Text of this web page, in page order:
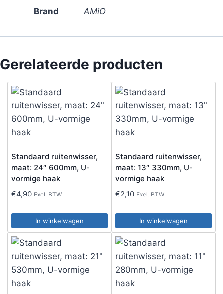
Brand AMiO
Gerelateerde producten
Standaard ruitenwisser,
maat: 24″ 600mm, U-
vormige haak
€4,90 Excl. BTW
In winkelwagen
Standaard ruitenwisser,
maat: 13″ 330mm, U-
vormige haak
€2,10 Excl. BTW
In winkelwagen